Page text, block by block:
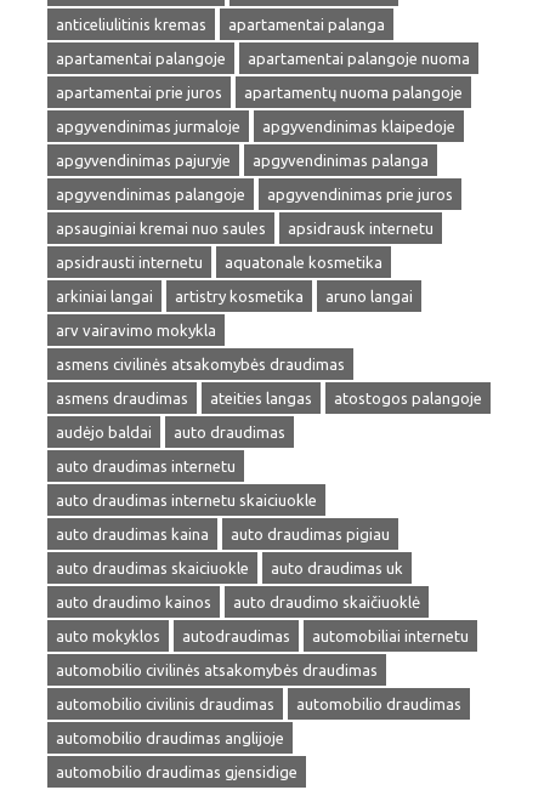
anticeliulitinis kremas
apartamentai palanga
apartamentai palangoje
apartamentai palangoje nuoma
apartamentai prie juros
apartamentų nuoma palangoje
apgyvendinimas jurmaloje
apgyvendinimas klaipedoje
apgyvendinimas pajuryje
apgyvendinimas palanga
apgyvendinimas palangoje
apgyvendinimas prie juros
apsauginiai kremai nuo saules
apsidrausk internetu
apsidrausti internetu
aquatonale kosmetika
arkiniai langai
artistry kosmetika
aruno langai
arv vairavimo mokykla
asmens civilinės atsakomybės draudimas
asmens draudimas
ateities langas
atostogos palangoje
audėjo baldai
auto draudimas
auto draudimas internetu
auto draudimas internetu skaiciuokle
auto draudimas kaina
auto draudimas pigiau
auto draudimas skaiciuokle
auto draudimas uk
auto draudimo kainos
auto draudimo skaičiuoklė
auto mokyklos
autodraudimas
automobiliai internetu
automobilio civilinės atsakomybės draudimas
automobilio civilinis draudimas
automobilio draudimas
automobilio draudimas anglijoje
automobilio draudimas gjensidige